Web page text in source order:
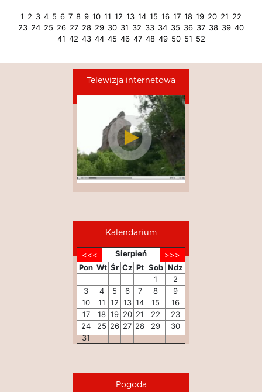
1 2 3 4 5 6 7 8 9 10 11 12 13 14 15 16 17 18 19 20 21 22
23 24 25 26 27 28 29 30 31 32 33 34 35 36 37 38 39 40
41 42 43 44 45 46 47 48 49 50 51 52
Telewizja internetowa
Kalendarium
Sierpień
Pon Wt Śr Cz Pt Sob Ndz
1
2
3
4 5 6 7 8
9
10
11 12 13 14 15
16
17
18 19 20 21 22
23
24
25 26 27 28 29
30
31
Pogoda